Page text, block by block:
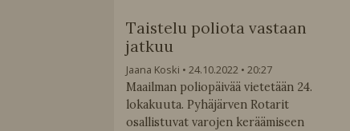
Taistelu poliota vastaan
jatkuu
Jaana Koski 24.10.2022
20:27
Maailman poliopäivää vietetään 24.
lokakuuta. Pyhäjärven Rotarit
osallistuvat varojen keräämiseen